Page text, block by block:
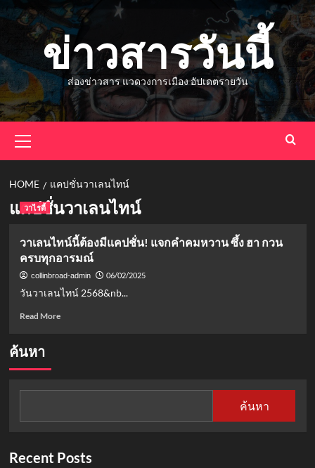
Skip
ข่าวสารวันนี้
ส่องข่าวสาร แวดวงการเมือง อัปเดตรายวัน
Menu
HOME แคปชั่นวาเลนไทน์
แคปชั่นวาเลนไทน์
วาไรตี้
วาเลนไทน์นี้ต้องมีแคปชั่น! แจกคำคมหวาน ซึ้ง ฮา กวน
ครบทุกอารมณ์
collinbroad-admin 06/02/2025
วันวาเลนไทน์ 2568&nb...
Read MoreRead
มี
แจก
ซึ้ง
ค้นหา
ค้นหา
Recent Posts